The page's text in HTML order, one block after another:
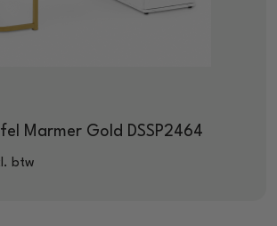
Marmer Gold DSSP2464
btw